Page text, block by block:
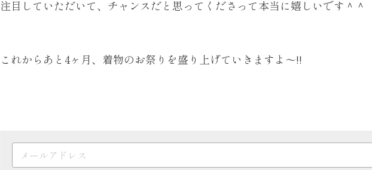
注目していただいて、チャンスだと思ってくださって本当に嬉しいです＾＾
これからあと4ヶ月、着物のお祭りを盛り上げていきますよ～!!